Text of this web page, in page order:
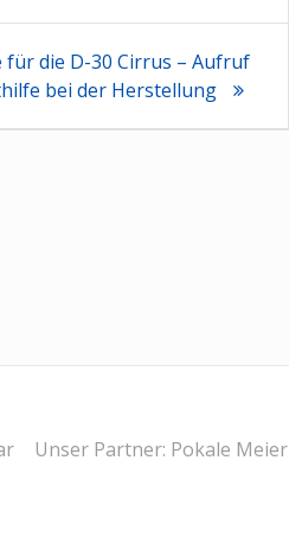
die D-30 Cirrus – Aufruf
bei der Herstellung
Unser Partner: Pokale Meier